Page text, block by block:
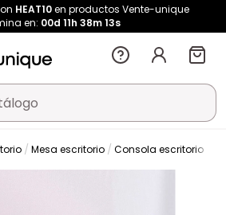
HEAT10en productos Vente-unique
en: 00d 11h 38m 12s
Mesa escritorio Consola escritorio